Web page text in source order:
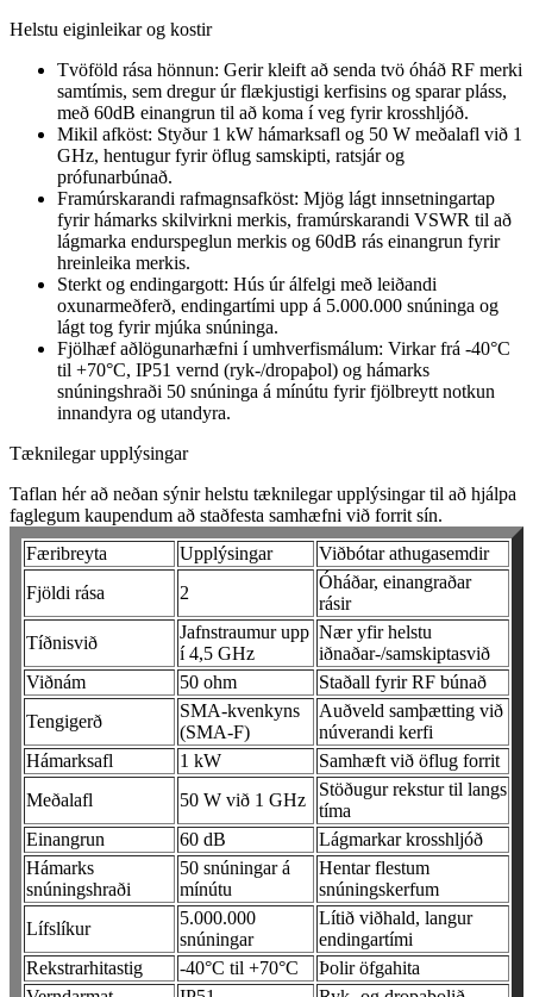
Helstu eiginleikar og kostir
Tvöföld rása hönnun: Gerir kleift að senda tvö óháð RF merki
samtímis, sem dregur úr flækjustigi kerfisins og sparar pláss,
með 60dB einangrun til að koma í veg fyrir krosshljóð.
Mikil afköst: Styður 1 kW hámarksafl og 50 W meðalafl við 1
GHz, hentugur fyrir öflug samskipti, ratsjár og
prófunarbúnað.
Framúrskarandi rafmagnsafköst: Mjög lágt innsetningartap
fyrir hámarks skilvirkni merkis, framúrskarandi VSWR til að
lágmarka endurspeglun merkis og 60dB rás einangrun fyrir
hreinleika merkis.
Sterkt og endingargott: Hús úr álfelgi með leiðandi
oxunarmeðferð, endingartími upp á 5.000.000 snúninga og
lágt tog fyrir mjúka snúninga.
Fjölhæf aðlögunarhæfni í umhverfismálum: Virkar frá -40°C
til +70°C, IP51 vernd (ryk-/dropaþol) og hámarks
snúningshraði 50 snúninga á mínútu fyrir fjölbreytt notkun
innandyra og utandyra.
Tæknilegar upplýsingar
Taflan hér að neðan sýnir helstu tæknilegar upplýsingar til að hjálpa
faglegum kaupendum að staðfesta samhæfni við forrit sín.
Færibreyta
Upplýsingar
Viðbótar athugasemdir
Fjöldi rása
2
Óháðar, einangraðar
rásir
Tíðnisvið
Jafnstraumur upp
í 4,5 GHz
Nær yfir helstu
iðnaðar-/samskiptasvið
Viðnám
50 ohm
Staðall fyrir RF búnað
Tengigerð
SMA-kvenkyns
(SMA-F)
Auðveld samþætting við
núverandi kerfi
Hámarksafl
1 kW
Samhæft við öflug forrit
Meðalafl
50 W við 1 GHz
Stöðugur rekstur til langs
tíma
Einangrun
60 dB
Lágmarkar krosshljóð
Hámarks
snúningshraði
50 snúningar á
mínútu
Hentar flestum
snúningskerfum
Lífslíkur
5.000.000
snúningar
Lítið viðhald, langur
endingartími
Rekstrarhitastig
-40°C til +70°C
Þolir öfgahita